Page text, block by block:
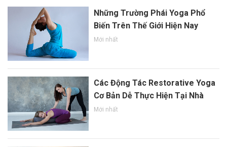
Những Trường Phái Yoga Phổ
Biến Trên Thế Giới Hiện Nay
Mới nhất
Các Động Tác Restorative Yoga
Cơ Bản Dễ Thực Hiện Tại Nhà
Mới nhất